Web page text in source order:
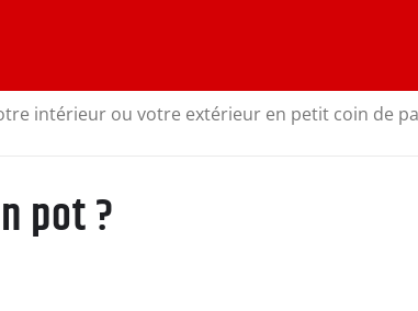
intérieur ou votre extérieur en petit coin de
pot ?